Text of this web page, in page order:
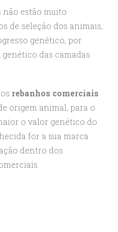
não estão muito
de seleção dos animais,
genético, por
das camadas
rebanhos comerciais
origem animal, para o
o valor genético do
for a sua marca
dentro dos